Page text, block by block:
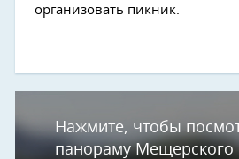
организовать пикник.
Нажмите, чтобы
панораму Мещерского